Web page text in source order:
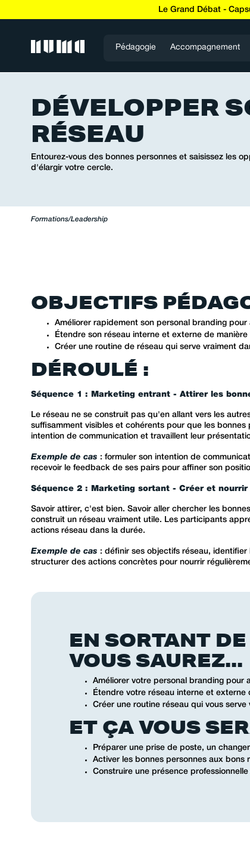
Le Grand Débat -
Pédagogie Accompagnement
DÉVELOPPER
RÉSEAU
Entourez-vous des bonnes personnes et saisissez les
d'élargir votre cercle.
Formations/Leadership
OBJECTIFS
Améliorer rapidement son personal branding
Étendre son réseau interne et externe de
Créer une routine de réseau qui serve vraiment
DÉROULÉ :
Séquence 1 : Marketing entrant - Attirer les
Le réseau ne se construit pas qu'en allant vers les
suffisamment visibles et cohérents pour que les
intention de communication et travaillent leur
Exemple de cas : formuler son intention de
recevoir le feedback de ses pairs pour affiner son
Séquence 2 : Marketing sortant - Créer et nourrir
Savoir attirer, c'est bien. Savoir aller chercher les
construit un réseau vraiment utile. Les participants
actions réseau dans la durée.
Exemple de cas : définir ses objectifs réseau,
structurer des actions concrètes pour nourrir
EN SORTANT
VOUS SAUREZ...
Améliorer votre personal branding pour
Étendre votre réseau interne et
Créer une routine réseau qui vous
ET ÇA VOUS
Préparer une prise de poste, un
Activer les bonnes personnes aux bons
Construire une présence